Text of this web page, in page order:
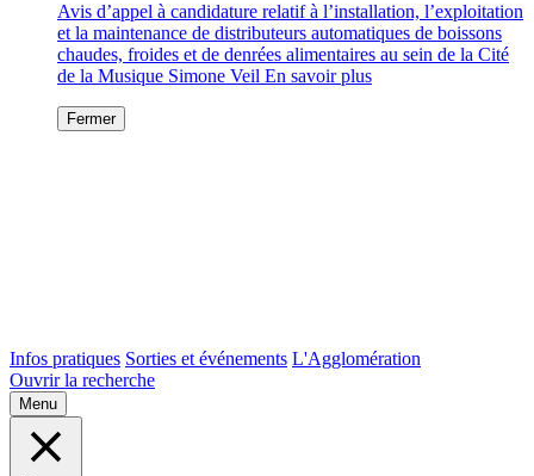
Avis d’appel à candidature relatif à l’installation, l’exploitation
et la maintenance de distributeurs automatiques de boissons
chaudes, froides et de denrées alimentaires au sein de la Cité
de la Musique Simone Veil En savoir plus
Fermer
Infos pratiques Sorties et événements L'Agglomération
Ouvrir la recherche
Menu